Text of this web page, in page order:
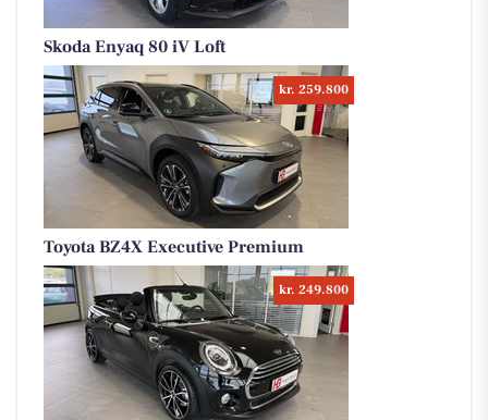
Skoda Enyaq 80 iV Loft
kr. 259.800
Toyota BZ4X Executive Premium
kr. 249.800